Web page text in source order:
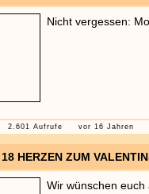
Nicht vergessen:
2.601 Aufrufe vor 16 Jahren
18 HERZEN ZUM
Wir wünschen